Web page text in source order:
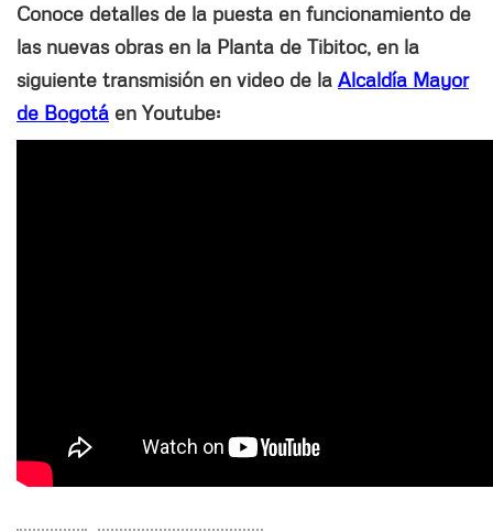
Conoce detalles de la puesta en funcionamiento de
las nuevas obras en la Planta de Tibitoc, en la
siguiente transmisión en video de la Alcaldía Mayor
de Bogotá en Youtube: